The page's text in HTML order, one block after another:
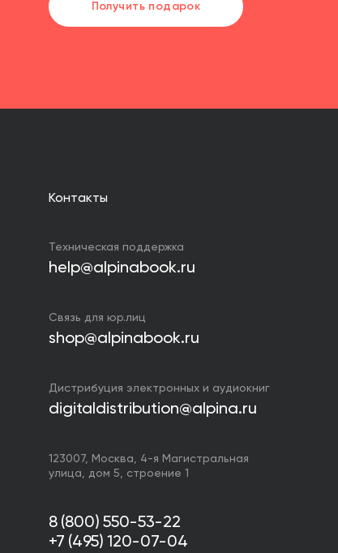
Получить подарок
Контакты
Техническая поддержка
help@alpinabook.ru
Связь для юр.лиц
shop@alpinabook.ru
Дистрибуция электронных и аудиокниг
digitaldistribution@alpina.ru
123007, Москва, 4-я Магистральная
улица, дом 5, строение 1
8 (800) 550-53-22
+7 (495) 120-07-04